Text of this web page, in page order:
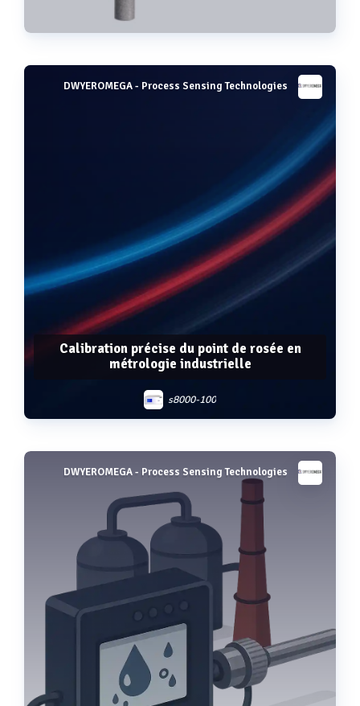
Voir plus
DWYEROMEGA - Process Sensing Technologies
Calibration précise du point de rosée en
métrologie industrielle
s8000-100
Voir plus
DWYEROMEGA - Process Sensing Technologies